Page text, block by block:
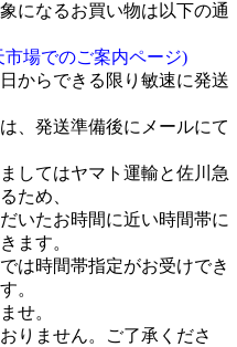
になるお買い物は以下の通
市場でのご案内ページ)
からできる限り敏速に発送
、発送準備後にメールにて
してはヤマト運輸と佐川急
ため、
いたお時間に近い時間帯に
ます。
は時間帯指定がお受けでき
。
せ。
りません。ご了承くださ